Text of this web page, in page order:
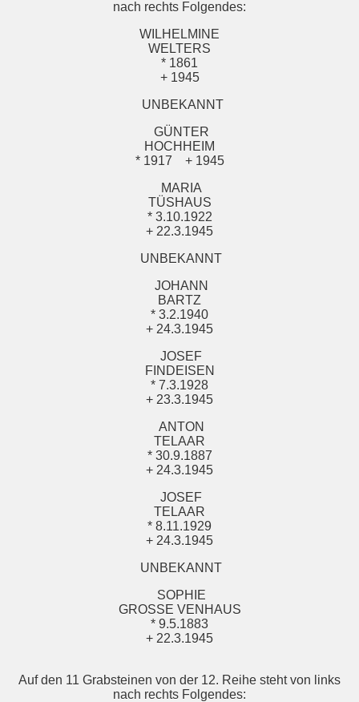
nach rechts Folgendes:
WILHELMINE
WELTERS
* 1861
+ 1945
UNBEKANNT
GÜNTER
HOCHHEIM
* 1917
+ 1945
MARIA
TÜSHAUS
* 3.10.1922
+ 22.3.1945
UNBEKANNT
JOHANN
BARTZ
* 3.2.1940
+ 24.3.1945
JOSEF
FINDEISEN
* 7.3.1928
+ 23.3.1945
ANTON
TELAAR
* 30.9.1887
+ 24.3.1945
JOSEF
TELAAR
* 8.11.1929
+ 24.3.1945
UNBEKANNT
SOPHIE
GROSSE VENHAUS
* 9.5.1883
+ 22.3.1945
Auf den 11 Grabsteinen von der 12. Reihe steht von links
nach rechts Folgendes: